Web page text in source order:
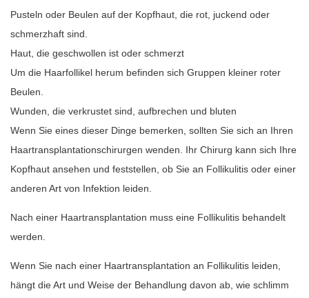
Pusteln oder Beulen auf der Kopfhaut, die rot, juckend oder
schmerzhaft sind.
Haut, die geschwollen ist oder schmerzt
Um die Haarfollikel herum befinden sich Gruppen kleiner roter
Beulen.
Wunden, die verkrustet sind, aufbrechen und bluten
Wenn Sie eines dieser Dinge bemerken, sollten Sie sich an Ihren
Haartransplantationschirurgen wenden. Ihr Chirurg kann sich Ihre
Kopfhaut ansehen und feststellen, ob Sie an Follikulitis oder einer
anderen Art von Infektion leiden.
Nach einer Haartransplantation muss eine Follikulitis behandelt
werden.
Wenn Sie nach einer Haartransplantation an Follikulitis leiden,
hängt die Art und Weise der Behandlung davon ab, wie schlimm